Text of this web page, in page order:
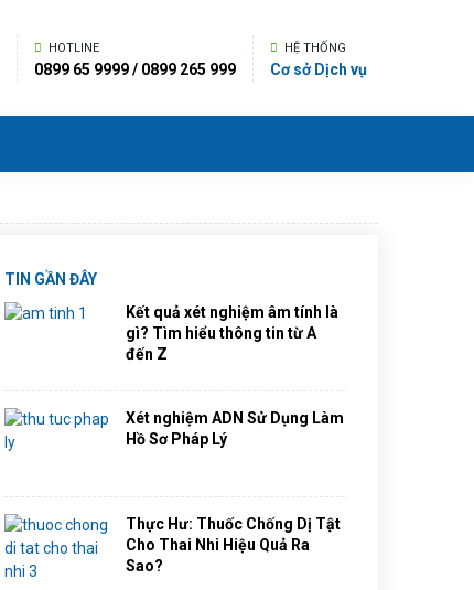
HOTLINE
0899 65 9999 / 0899 265 999
HỆ THỐNG
Cơ sở Dịch vụ
TIN GẦN ĐÂY
Kết quả xét nghiệm âm tính là
gì? Tìm hiểu thông tin từ A
đến Z
Xét nghiệm ADN Sử Dụng Làm
Hồ Sơ Pháp Lý
Thực Hư: Thuốc Chống Dị Tật
Cho Thai Nhi Hiệu Quả Ra
Sao?